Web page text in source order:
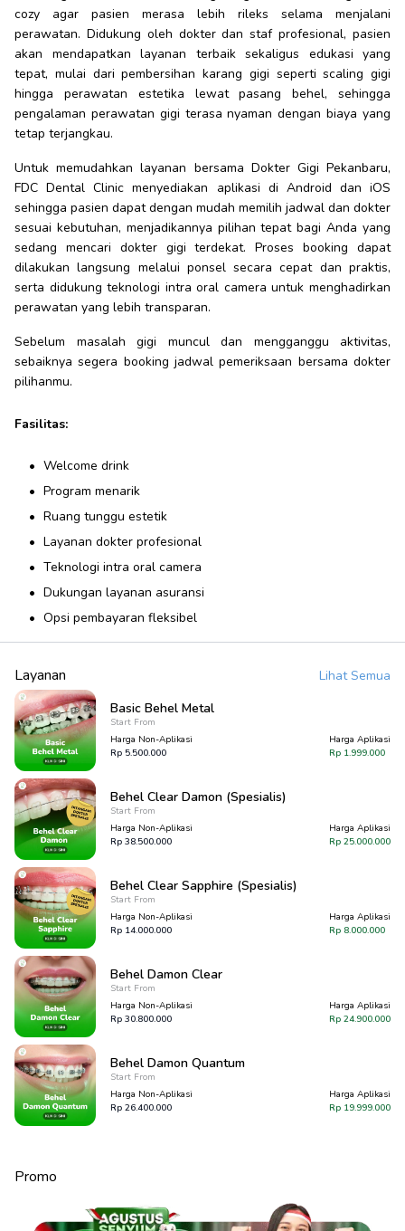
cozy agar pasien merasa lebih rileks selama menjalani
perawatan. Didukung oleh dokter dan staf profesional, pasien
akan mendapatkan layanan terbaik sekaligus edukasi yang
tepat, mulai dari pembersihan karang gigi seperti scaling gigi
hingga perawatan estetika lewat pasang behel, sehingga
pengalaman perawatan gigi terasa nyaman dengan biaya yang
tetap terjangkau.
Untuk memudahkan layanan bersama Dokter Gigi Pekanbaru,
FDC Dental Clinic menyediakan aplikasi di Android dan iOS
sehingga pasien dapat dengan mudah memilih jadwal dan dokter
sesuai kebutuhan, menjadikannya pilihan tepat bagi Anda yang
sedang mencari dokter gigi terdekat. Proses booking dapat
dilakukan langsung melalui ponsel secara cepat dan praktis,
serta didukung teknologi intra oral camera untuk menghadirkan
perawatan yang lebih transparan.
Sebelum masalah gigi muncul dan mengganggu aktivitas,
sebaiknya segera booking jadwal pemeriksaan bersama dokter
pilihanmu.
Fasilitas:
Welcome drink
Program menarik
Ruang tunggu estetik
Layanan dokter profesional
Teknologi intra oral camera
Dukungan layanan asuransi
Opsi pembayaran fleksibel
Layanan
Lihat Semua
Basic Behel Metal
Start From
Harga Non-Aplikasi
Rp 5.500.000
Harga Aplikasi
Rp 1.999.000
Behel Clear Damon (Spesialis)
Start From
Harga Non-Aplikasi
Rp 38.500.000
Harga Aplikasi
Rp 25.000.000
Behel Clear Sapphire (Spesialis)
Start From
Harga Non-Aplikasi
Rp 14.000.000
Harga Aplikasi
Rp 8.000.000
Behel Damon Clear
Start From
Harga Non-Aplikasi
Rp 30.800.000
Harga Aplikasi
Rp 24.900.000
Behel Damon Quantum
Start From
Harga Non-Aplikasi
Rp 26.400.000
Harga Aplikasi
Rp 19.999.000
Promo